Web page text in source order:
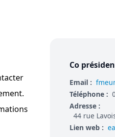
Co
Email :
Téléphone :
Adresse :
44 rue
Lien web :